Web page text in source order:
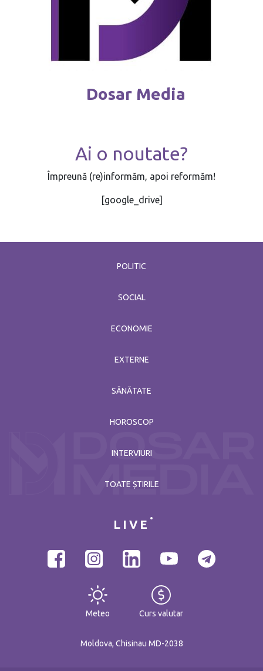
Dosar Media
Ai o noutate?
Împreună (re)informăm, apoi reformăm!
[google_drive]
POLITIC
SOCIAL
ECONOMIE
EXTERNE
SĂNĂTATE
HOROSCOP
INTERVIURI
TOATE ȘTIRILE
LIVE
Meteo Curs valutar
Moldova, Chisinau MD-2038